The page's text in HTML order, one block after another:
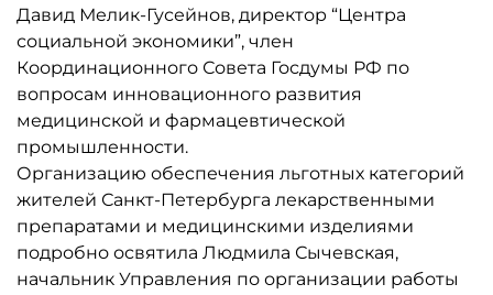
Давид Мелик-Гусейнов, директор “Центра
социальной экономики”, член
Координационного Совета Госдумы РФ по
вопросам инновационного развития
медицинской и фармацевтической
промышленности.
Организацию обеспечения льготных категорий
жителей Санкт-Петербурга лекарственными
препаратами и медицинскими изделиями
подробно освятила Людмила Сычевская,
начальник Управления по организации работы